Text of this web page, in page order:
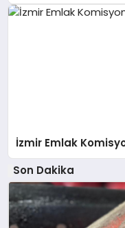
İzmir Emlak
Son Dakika